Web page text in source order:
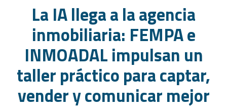
La IA llega a la agencia
inmobiliaria: FEMPA e
INMOADAL impulsan un
taller práctico para captar,
vender y comunicar mejor